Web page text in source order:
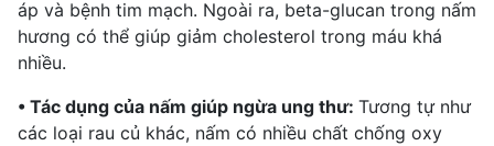
áp và bệnh tim mạch. Ngoài ra, beta-glucan trong nấm
hương có thể giúp giảm cholesterol trong máu khá
nhiều.
• Tác dụng của nấm giúp ngừa ung thư: Tương tự như
các loại rau củ khác, nấm có nhiều chất chống oxy